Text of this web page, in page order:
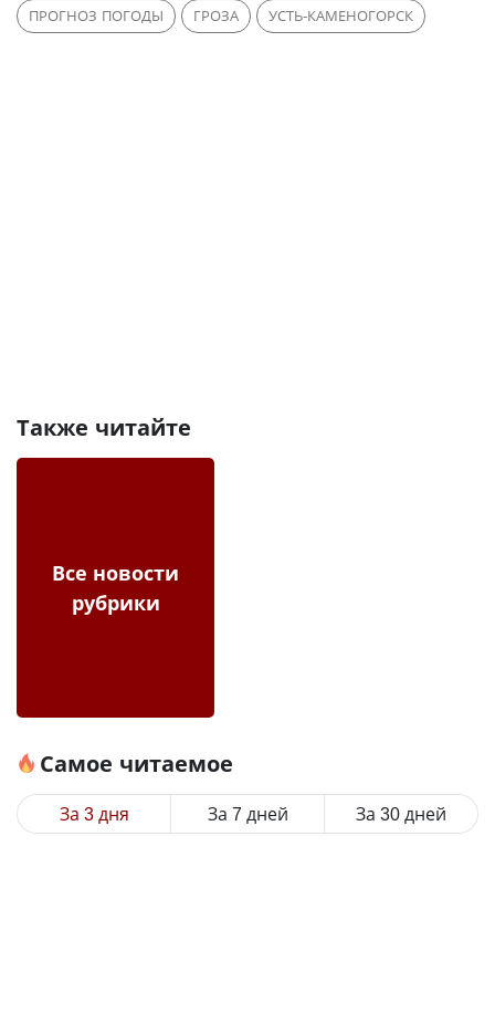
ПРОГНОЗ ПОГОДЫ ГРОЗА УСТЬ-КАМЕНОГОРСК
Также читайте
Все новости
рубрики
Самое читаемое
За 3 дня За 7 дней За 30 дней